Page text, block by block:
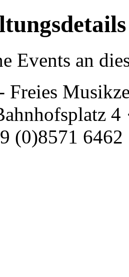
Events an
Freies
4
(0)8571